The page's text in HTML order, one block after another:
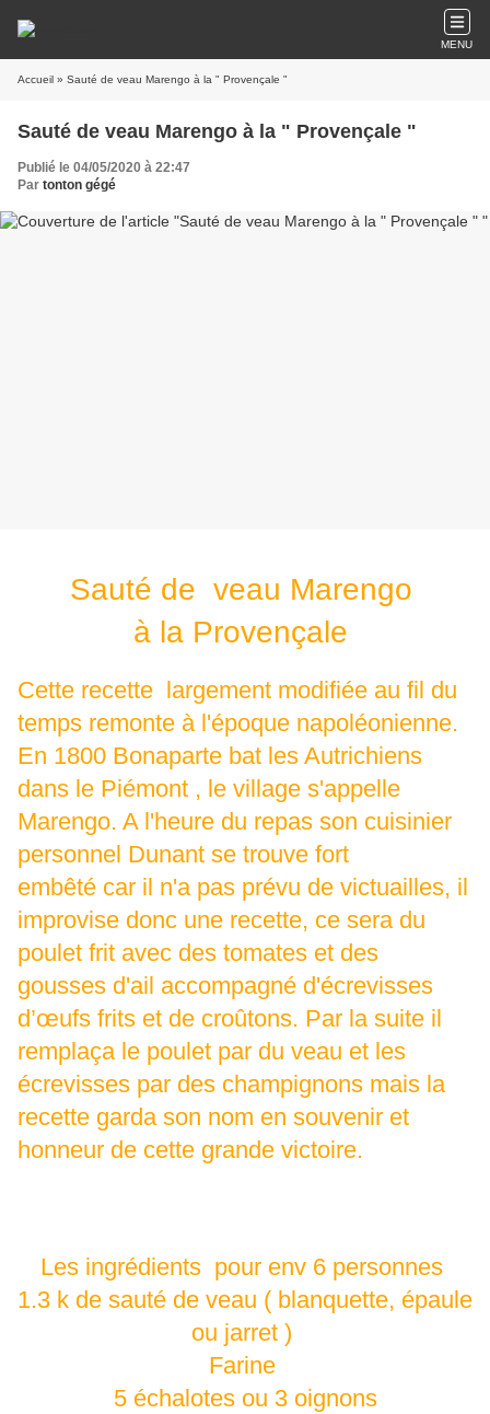
MENU
Accueil » Sauté de veau Marengo à la " Provençale "
Sauté de veau Marengo à la " Provençale "
Publié le 04/05/2020 à 22:47
Par tonton gégé
Sauté de veau Marengo
à la Provençale
Cette recette largement modifiée au fil du
temps remonte à l'époque napoléonienne.
En 1800 Bonaparte bat les Autrichiens
dans le Piémont , le village s'appelle
Marengo. A l'heure du repas son cuisinier
personnel Dunant se trouve fort
embêté car il n'a pas prévu de victuailles, il
improvise donc une recette, ce sera du
poulet frit avec des tomates et des
gousses d'ail accompagné d'écrevisses
d’œufs frits et de croûtons. Par la suite il
remplaça le poulet par du veau et les
écrevisses par des champignons mais la
recette garda son nom en souvenir et
honneur de cette grande victoire.
Les ingrédients pour env 6 personnes
1.3 k de sauté de veau ( blanquette, épaule
ou jarret )
Farine
5 échalotes ou 3 oignons